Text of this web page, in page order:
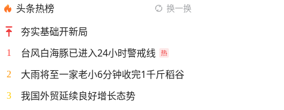
头条热榜 换一换
夯实基础开新局
1 台风白海豚已进入24小时警戒线
2 大雨将至一家老小6分钟收完1千斤稻谷
3 我国外贸延续良好增长态势